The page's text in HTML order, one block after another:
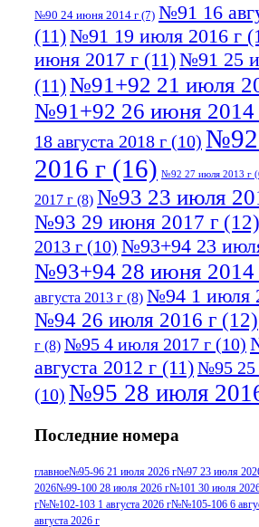
№90 24 июня 2014 г (7) №91 16
(11)№91 19 июля 2016 г
июня 2017 г (11)№91 25
(11)№91+92 21 июля
№91+92 26 июня 2014
18 августа 2018 г (10) №92
2016 г (16) №92 27 июля 2013 г
2017 г (8) №93 23 июля
№93 29 июня 2017 г (12)
2013 г (10) №93+94 23
№93+94 28 июня 2014
августа 2013 г (8) №94 1 июля
№94 26 июля 2016 г (12)
г (8) №95 4 июля 2017 г (10)
августа 2012 г (11)№95 25
(10) №95 28 июля
июля 2017 г(11)№96 9
г(13) №96 28 июля 2015 г(9)
июля 2014 г(10)№96+97
Последние номера
главное№95-96 21 июля 2026 г№97 23 июля
2026№99-100 28 июля 2026 г№101 30 июля
г№№102-103 1 августа 2026 г№№105-106 6
августа 2026 г